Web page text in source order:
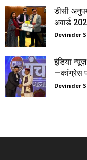
डीसी
अवार्ड
Devinder
इंडिया
—कांग्रेस
Devinder